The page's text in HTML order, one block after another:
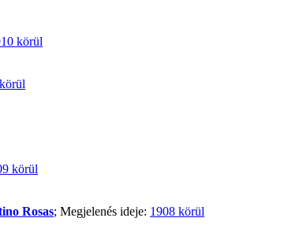
körül
körül
Rosas; Megjelenés ideje: 1908 körül